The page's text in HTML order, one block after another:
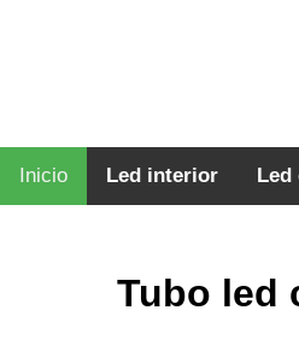
Inicio Led interior Led
Tubo led